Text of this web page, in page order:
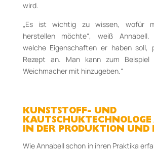
wird.
„Es ist wichtig zu wissen, wofür
herstellen möchte“, weiß Annabell.
welche Eigenschaften er haben soll,
Rezept an. Man kann zum Beispiel
Weichmacher mit hinzugeben.“
KUNSTSTOFF- UND
IN DER PRODUKTION UND
Wie Annabell schon in ihren Praktika